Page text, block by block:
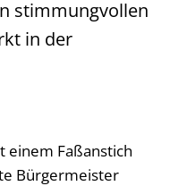
stimmungvollen
in der
einem Faßanstich
Bürgermeister